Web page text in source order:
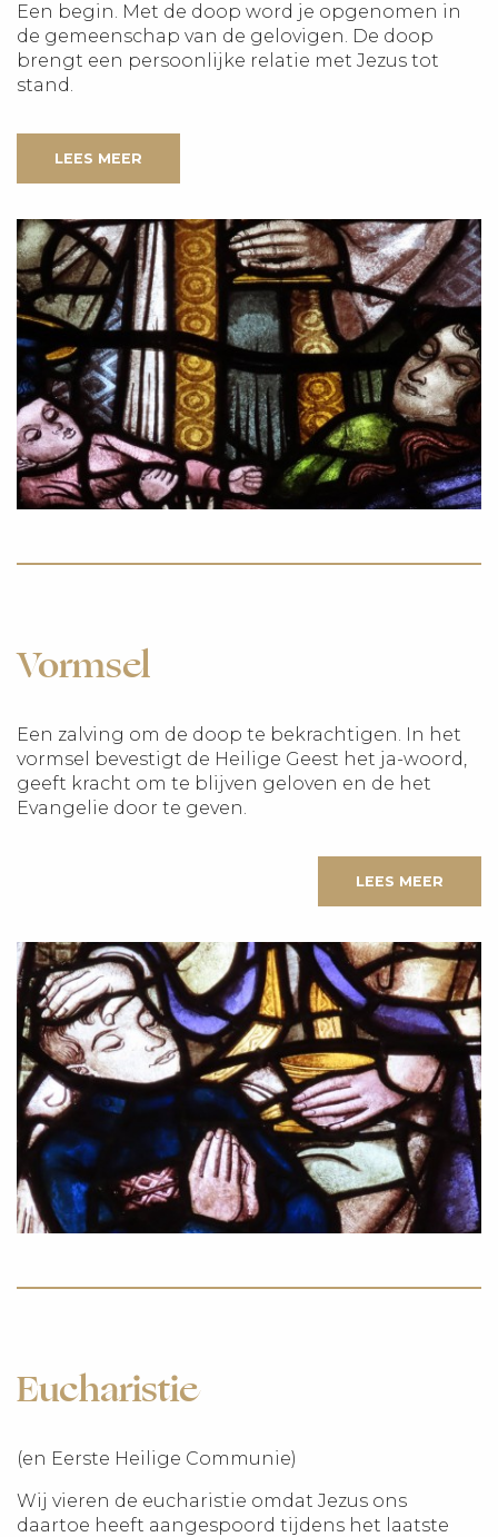
Een begin. Met de doop word je opgenomen in
de gemeenschap van de gelovigen. De doop
brengt een persoonlijke relatie met Jezus tot
stand.
LEES MEER
Vormsel
Een zalving om de doop te bekrachtigen. In het
vormsel bevestigt de Heilige Geest het ja-woord,
geeft kracht om te blijven geloven en de het
Evangelie door te geven.
LEES MEER
Eucharistie
(en Eerste Heilige Communie)
Wij vieren de eucharistie omdat Jezus ons
daartoe heeft aangespoord tijdens het laatste